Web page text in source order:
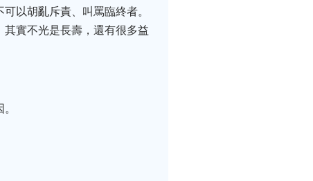
以胡亂斥責、叫罵臨終者。
實不光是長壽，還有很多益